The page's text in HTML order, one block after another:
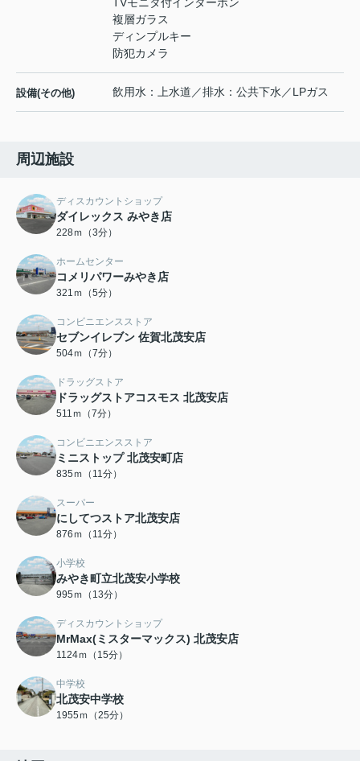
TVモニタ付インターホン
複層ガラス
ディンプルキー
防犯カメラ
設備(その他) 飲用水：上水道／排水：公共下水／LPガス
周辺施設
ディスカウントショップ
ダイレックス みやき店
228ｍ（3分）
ホームセンター
コメリパワーみやき店
321ｍ（5分）
コンビニエンスストア
セブンイレブン 佐賀北茂安店
504ｍ（7分）
ドラッグストア
ドラッグストアコスモス 北茂安店
511ｍ（7分）
コンビニエンスストア
ミニストップ 北茂安町店
835ｍ（11分）
スーパー
にしてつストア北茂安店
876ｍ（11分）
小学校
みやき町立北茂安小学校
995ｍ（13分）
ディスカウントショップ
MrMax(ミスターマックス) 北茂安店
1124ｍ（15分）
中学校
北茂安中学校
1955ｍ（25分）